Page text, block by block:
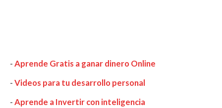
-Aprende Gratis a ganar dinero Online
-Videos para tu desarrollo personal
-Aprende a Invertir con inteligencia